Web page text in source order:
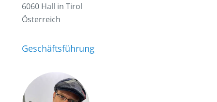
6060 Hall in Tirol
Österreich
Geschäftsführung